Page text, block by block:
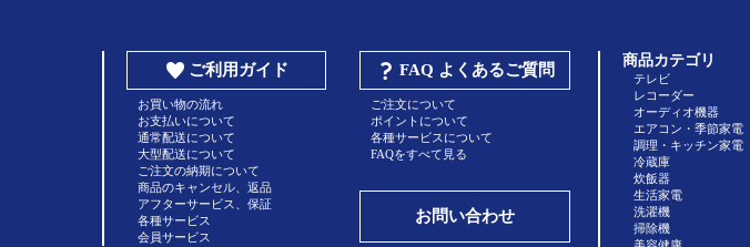
ご利用ガイド
お買い物の流れ
お支払いについて
通常配送について
大型配送について
ご注文の納期について
商品のキャンセル、返品
アフターサービス、保証
各種サービス
会員サービス
FAQ よくあるご質問
ご注文について
ポイントについて
各種サービスについて
FAQをすべて見る
お問い合わせ
商品カテゴリ
テレビ
レコーダー
オーディオ機器
エアコン・季節家電
調理・キッチン家電
冷蔵庫
炊飯器
生活家電
洗濯機
掃除機